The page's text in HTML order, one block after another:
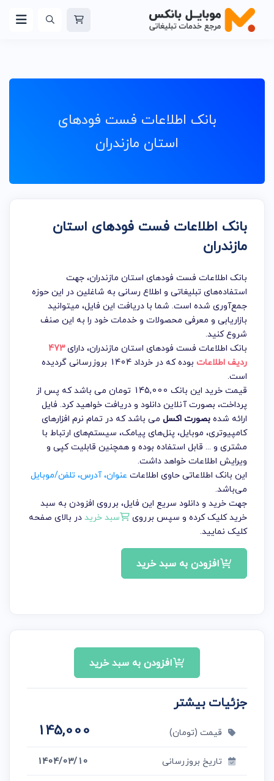
بانک اطلاعات فست فود‌های
استان مازندران
بانک اطلاعات فست فود‌های استان
مازندران
بانک اطلاعات فست فود‌های استان مازندران، جهت
استفاده‌های تبلیغاتی و اطلاع رسانی به شاغلین در این حوزه
جمع‌آوری شده است. شما با دریافت این فایل، میتوانید
بازاریابی و معرفی محصولات و خدمات خود را به این صنف
شروع کنید.
بانک اطلاعات فست فود‌های استان مازندران، دارای473
ردیف اطلاعات
بوده که در خرداد 1404 بروزرسانی گردیده
است.
قیمت خرید این بانک 145,000 تومان می باشد که پس از
پرداخت، بصورت آنلاین دانلود و دریافت خواهید کرد. فایل
ارائه شدهبصورت اکسل می باشد که در تمام نرم افزارهای
کامپیوتری، موبایل، پنل‌های پیامک، سیستم‌های ارتباط با
مشتری و ... قابل استفاده بوده و همچنین قابلیت کپی و
ویرایش اطلاعات خواهد داشت.
این بانک اطلاعاتی حاوی اطلاعات عنوان، آدرس، تلفن/موبایل
می‌باشد.
جهت خرید و دانلود سریع این فایل، برروی افزودن به سبد
خرید کلیک کرده و سپس برروی
سبد خریددر بالای صفحه
کلیک نمایید.
افزودن به سبد خرید
افزودن به سبد خرید
جزئیات بیشتر
قیمت (تومان) 145,000
تاریخ بروزرسانی
1404/03/10